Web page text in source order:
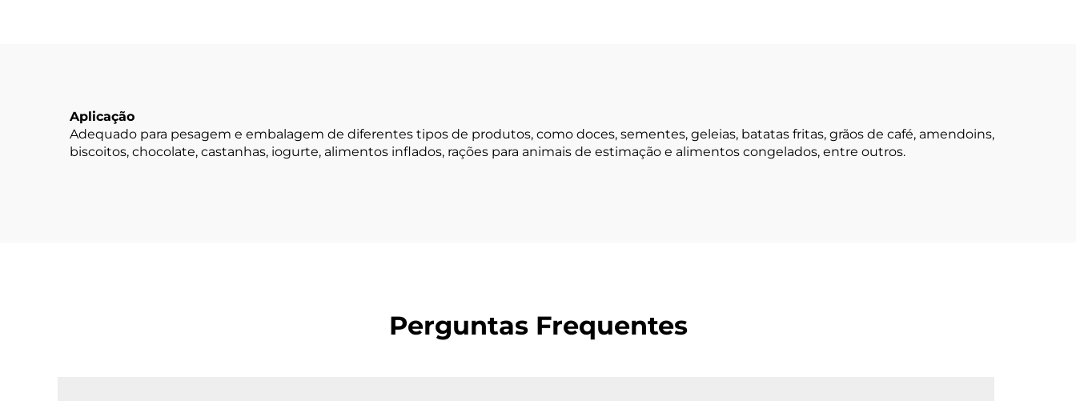
Aplicação
Adequado para pesagem e embalagem de diferentes tipos de produtos, como doces, sementes, geleias, batatas fritas, grãos de café, amendoins,
biscoitos, chocolate, castanhas, iogurte, alimentos inflados, rações para animais de estimação e alimentos congelados, entre outros.
Perguntas Frequentes